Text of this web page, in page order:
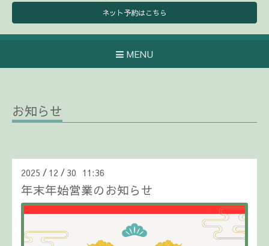
ネット予約はこちら
MENU
お知らせ
2025 / 12 / 30 11:36
年末年始営業のお知らせ